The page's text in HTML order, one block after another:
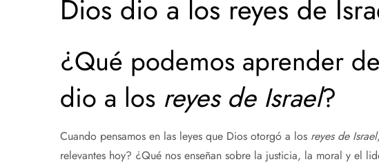
Dios dio a los reyes de
¿Qué podemos aprender
dio a los reyes de Israel?
Cuando pensamos en las leyes que Dios otorgó a los reyes de Israel
relevantes hoy? ¿Qué nos enseñan sobre la justicia, la moral y el